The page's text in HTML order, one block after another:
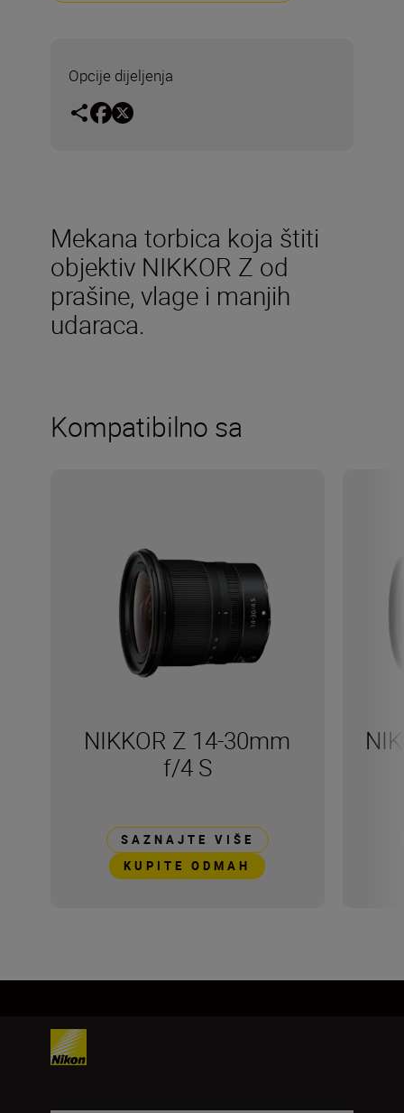
Opcije dijeljenja
Mekana torbica koja štiti
objektiv NIKKOR Z od
prašine, vlage i manjih
udaraca.
Kompatibilno sa
NIKKOR Z 14-30mm
f/4 S
SAZNAJTE VIŠE
KUPITE ODMAH